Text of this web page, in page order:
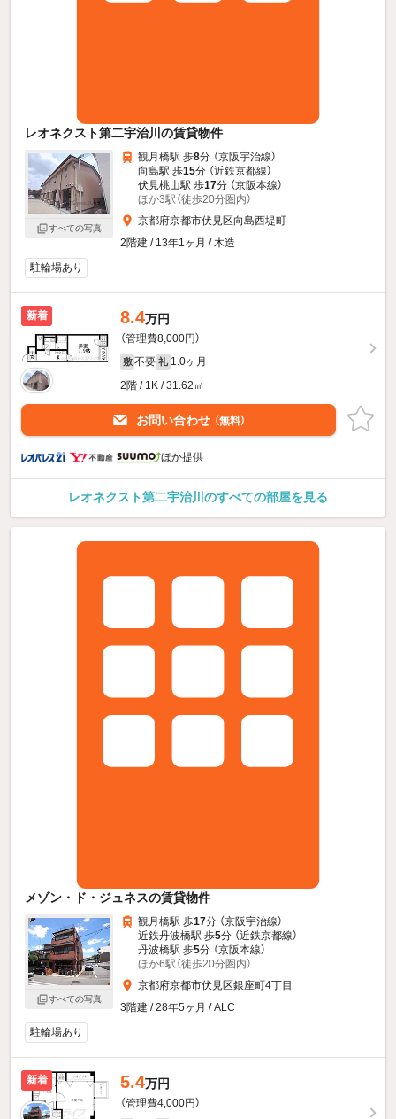
レオネクスト第二宇治川の賃貸物件
すべての写真
観月橋駅 歩8分 （京阪宇治線）
向島駅 歩15分 （近鉄京都線）
伏見桃山駅 歩17分 （京阪本線）
ほか3駅（徒歩20分圏内）
京都府京都市伏見区向島西堤町
2階建 / 13年1ヶ月 / 木造
駐輪場あり
新着 8.4万円
（管理費8,000円）
敷 不要 礼 1.0ヶ月
2階 / 1K / 31.62㎡
お問い合わせ （無料）
ほか提供
レオネクスト第二宇治川のすべての部屋を見る
メゾン・ド・ジュネスの賃貸物件
すべての写真
観月橋駅 歩17分 （京阪宇治線）
近鉄丹波橋駅 歩5分 （近鉄京都線）
丹波橋駅 歩5分 （京阪本線）
ほか6駅（徒歩20分圏内）
京都府京都市伏見区銀座町4丁目
3階建 / 28年5ヶ月 / ALC
駐輪場あり
新着 5.4万円
（管理費4,000円）